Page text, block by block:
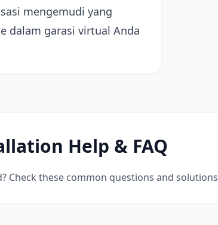
mengemudi yang
dalam garasi virtual Anda
Help & FAQ
Check these common questions and solutions